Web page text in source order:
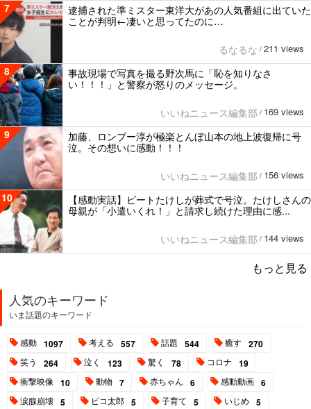
7
逮捕された準ミスター東洋大があの人気番組に出ていた
ことが判明←凄いと思ってたのに…
るなるな / 211 views
8
事故現場で写真を撮る野次馬に「恥を知りなさ
い！！！」と警察が怒りのメッセージ。
いいねニュース編集部 / 169 views
9
加藤、ロンブー淳が極楽とんぼ山本の地上波復帰に号
泣。その想いに感動！！！
いいねニュース編集部 / 156 views
10
【感動実話】ビートたけしが葬式で号泣。たけしさんの
母親が「小遣いくれ！」と請求し続けた理由に感...
いいねニュース編集部 / 144 views
もっと見る
人気のキーワード
いま話題のキーワード
感動 1097 考える 557 話題 544 癒す 270
笑う 264 泣く 123 驚く 78 コロナ 19
衝撃映像 10 動物 7 赤ちゃん 6 感動動画 6
涙腺崩壊 5 ピコ太郎 5 子育て 5 いじめ 5